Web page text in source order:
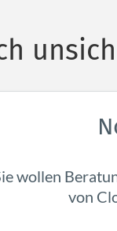
wollen
von